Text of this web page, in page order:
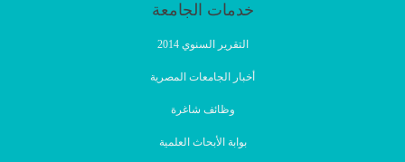
خدمات الجامعة
التقرير السنوي 2014
أخبار الجامعات المصرية
وظائف شاغرة
بوابة الأبحاث العلمية